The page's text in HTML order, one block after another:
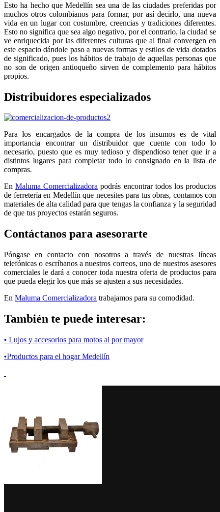
Esto ha hecho que Medellín sea una de las ciudades preferidas por
muchos otros colombianos para formar, por así decirlo, una nueva
vida en un lugar con costumbre, creencias y tradiciones diferentes.
Esto no significa que sea algo negativo, por el contrario, la ciudad se
ve enriquecida por las diferentes culturas que al final convergen en
este espacio dándole paso a nuevas formas y estilos de vida dotados
de significado, pues los hábitos de trabajo de aquellas personas que
no son de origen antioqueño sirven de complemento para hábitos
propios.
Distribuidores especializados
Para los encargados de la compra de los insumos es de vital
importancia encontrar un distribuidor que cuente con todo lo
necesario, puesto que es muy tedioso y dispendioso tener que ir a
distintos lugares para completar todo lo consignado en la lista de
compras.
EnMaluma Comercializadora podrás encontrar todos los productos
de ferretería en Medellín que necesites para tus obras, contamos con
materiales de alta calidad para que tengas la confianza y la seguridad
de que tus proyectos estarán seguros.
Contáctanos para asesorarte
Póngase en contacto con nosotros a través de nuestras líneas
telefónicas o escríbanos a nuestros correos, uno de nuestros asesores
comerciales le dará a conocer toda nuestra oferta de productos para
que pueda elegir los que más se ajusten a sus necesidades.
En Maluma Comercializadora trabajamos para su comodidad.
También te puede interesar:
• Lujos y accesorios para motos al por mayor
•Productos para el hogar Medellín